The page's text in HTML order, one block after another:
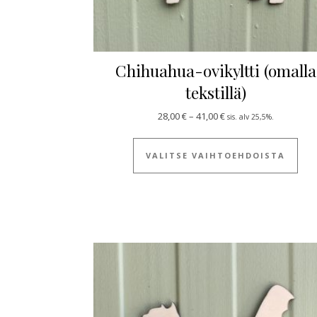
Chihuahua-ovikyltti (omalla
tekstillä)
28,00€– 41,00€Hintaluokka: 28,00 € -
sis. alv 25,5%.
VALITSE VAIHTOEHDOISTA